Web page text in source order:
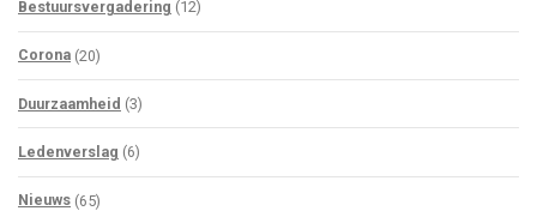
Bestuursvergadering (12)
Corona (20)
Duurzaamheid (3)
Ledenverslag (6)
Nieuws (65)